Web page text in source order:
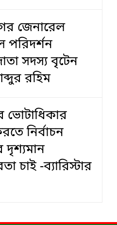
জেনারেল
পরিদর্শন
সদস্য বৃটেন
রহিম
ভোটাধিকার
নির্বাচন
দৃশ‍্যমান
চাই -ব্যারিস্টার